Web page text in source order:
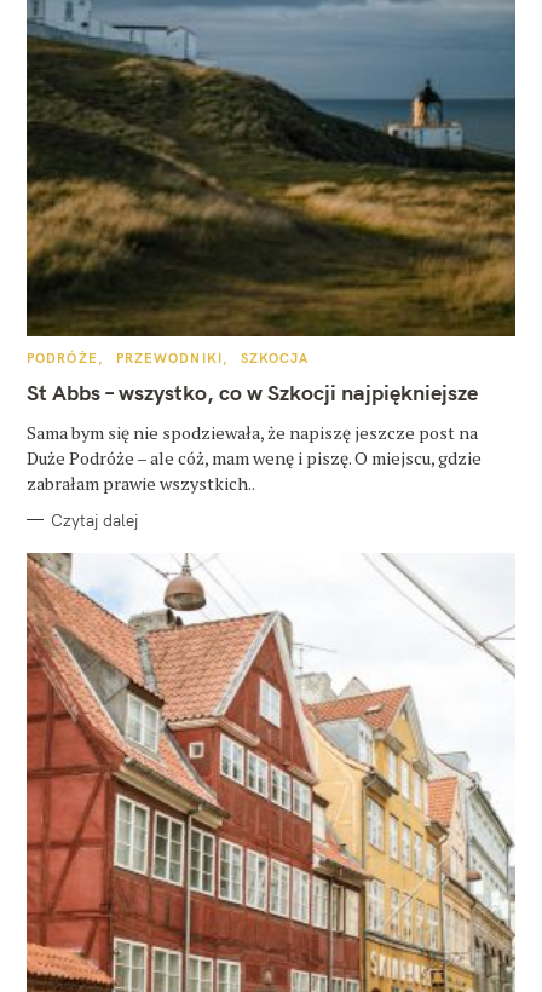
K
T
E
O
R
I
PODRÓŻE PRZEWODNIKI SZKOCJA
St Abbs – wszystko, co w Szkocji najpiękniejsze
Sama bym się nie spodziewała, że napiszę jeszcze post na
Duże Podróże – ale cóż, mam wenę i piszę. O miejscu, gdzie
zabrałam prawie wszystkich..
Czytaj dalej